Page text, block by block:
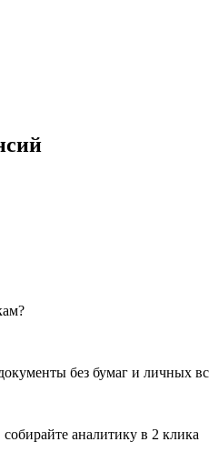
без бумаг и личных
аналитику в 2 клика